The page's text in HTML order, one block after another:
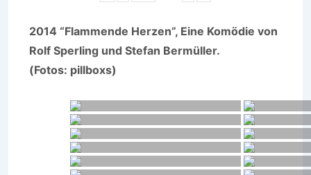
2014 “Flammende Herzen”, Eine Komödie von
Rolf Sperling und Stefan Bermüller.
(Fotos: pillboxs)